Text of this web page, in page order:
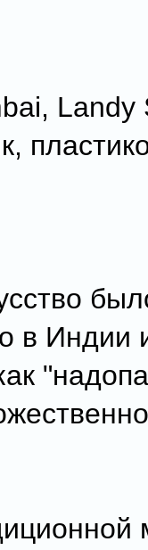
Landy
в Индии